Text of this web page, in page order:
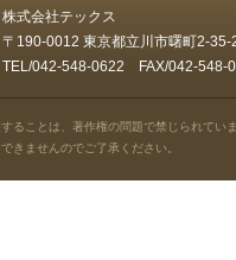
株式会社テックス
〒190-0012 東京都立川市曙町2-
TEL/042-548-0622 FAX/042-548-
ることは、著作権の問題で禁じられてい
きませんのでご了承ください。